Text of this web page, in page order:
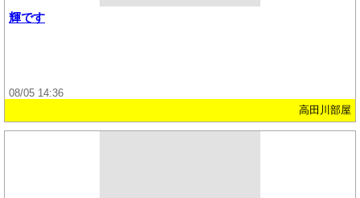
輝です
08/05 14:36
高田川部屋